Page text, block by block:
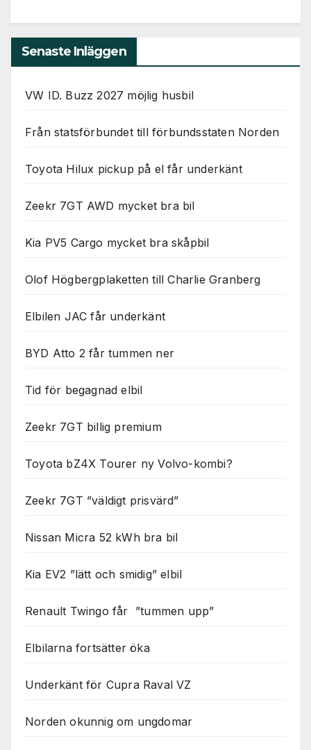
Senaste Inläggen
VW ID. Buzz 2027 möjlig husbil
Från statsförbundet till förbundsstaten Norden
Toyota Hilux pickup på el får underkänt
Zeekr 7GT AWD mycket bra bil
Kia PV5 Cargo mycket bra skåpbil
Olof Högbergplaketten till Charlie Granberg
Elbilen JAC får underkänt
BYD Atto 2 får tummen ner
Tid för begagnad elbil
Zeekr 7GT billig premium
Toyota bZ4X Tourer ny Volvo-kombi?
Zeekr 7GT ”väldigt prisvärd”
Nissan Micra 52 kWh bra bil
Kia EV2 ”lätt och smidig” elbil
Renault Twingo får ”tummen upp”
Elbilarna fortsätter öka
Underkänt för Cupra Raval VZ
Norden okunnig om ungdomar